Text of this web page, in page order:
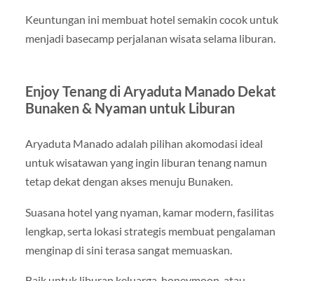
Keuntungan ini membuat hotel semakin cocok untuk
menjadi basecamp perjalanan wisata selama liburan.
Enjoy Tenang di Aryaduta Manado Dekat
Bunaken & Nyaman untuk Liburan
Aryaduta Manado adalah pilihan akomodasi ideal
untuk wisatawan yang ingin liburan tenang namun
tetap dekat dengan akses menuju Bunaken.
Suasana hotel yang nyaman, kamar modern, fasilitas
lengkap, serta lokasi strategis membuat pengalaman
menginap di sini terasa sangat memuaskan.